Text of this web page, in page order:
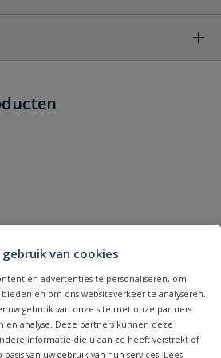
van cookies
en advertenties te personaliseren, om
en om ons websiteverkeer te analyseren.
uw gebruik van onze site met onze partners
en analyse. Deze partners kunnen deze
informatie die u aan ze heeft verstrekt of
van uw gebruik van hun services. Lees